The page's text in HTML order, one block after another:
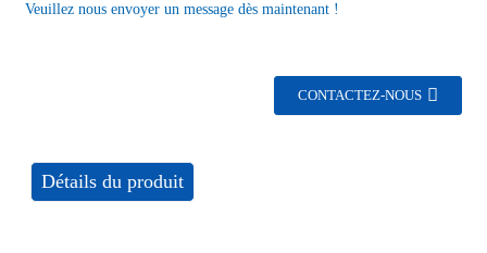
Veuillez nous envoyer un message dès maintenant !
CONTACTEZ-NOUS
Détails du produit